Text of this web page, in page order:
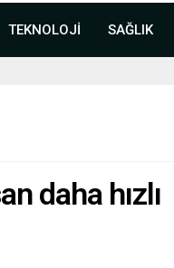
TEKNOLOJİ SAĞLIK
daha hızlı